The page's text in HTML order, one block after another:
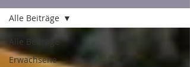
Alle Beiträge
Erwachsene
Alle Beiträge